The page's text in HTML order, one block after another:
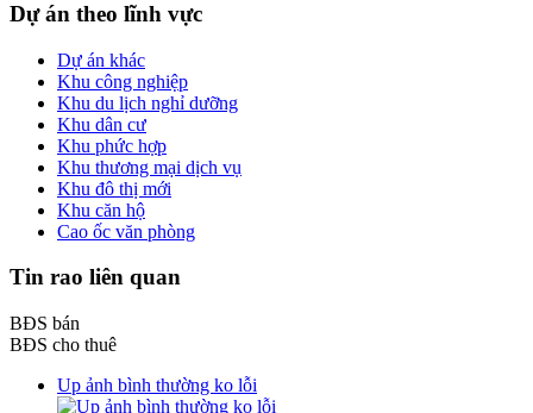
Dự án theo lĩnh vực
Dự án khác
Khu công nghiệp
Khu du lịch nghỉ dưỡng
Khu dân cư
Khu phức hợp
Khu thương mại dịch vụ
Khu đô thị mới
Khu căn hộ
Cao ốc văn phòng
Tin rao liên quan
BĐS bán
BĐS cho thuê
Up ảnh bình thường ko lỗi